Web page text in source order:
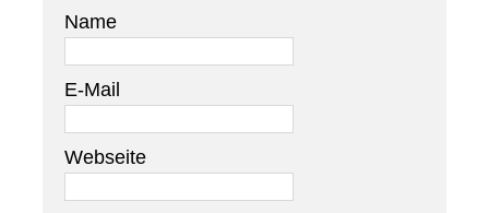
Name
E-Mail
Webseite